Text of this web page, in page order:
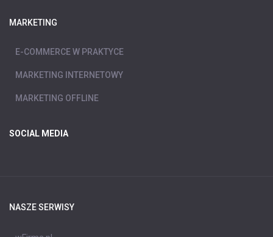
MARKETING
E-COMMERCE W PRAKTYCE
MARKETING INTERNETOWY
MARKETING OFFLINE
SOCIAL MEDIA
NASZE SERWISY